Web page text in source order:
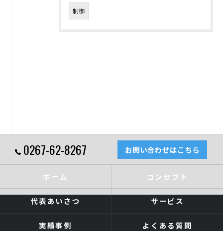
制御
0267-62-8267 お問い合わせはこちら
ホーム コンセプト
代表あいさつ サービス
実績事例 よくある質問